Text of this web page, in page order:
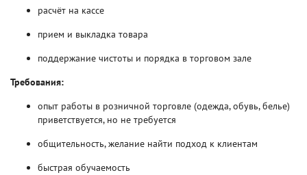
расчёт на кассе
прием и выкладка товара
поддержание чистоты и порядка в торговом зале
Требования:
опыт работы в розничной торговле (одежда, обувь, белье)
приветствуется, но не требуется
общительность, желание найти подход к клиентам
быстрая обучаемость